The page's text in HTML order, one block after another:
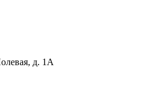
д. 1А